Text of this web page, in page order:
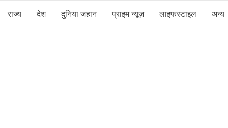
राज्य देश दुनिया जहान प्राइम न्यूज़ लाइफस्टाइल अन्य